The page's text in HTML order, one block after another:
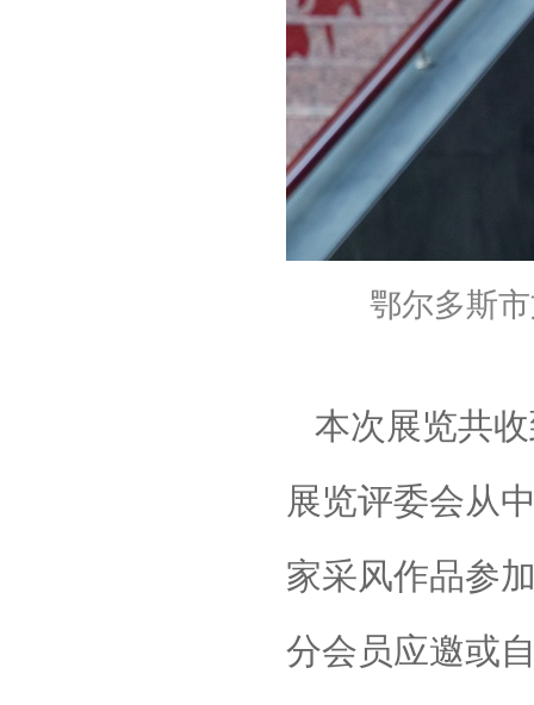
鄂尔多斯
本次展览共
展览评委会从
家采风作品参
分会员应邀或